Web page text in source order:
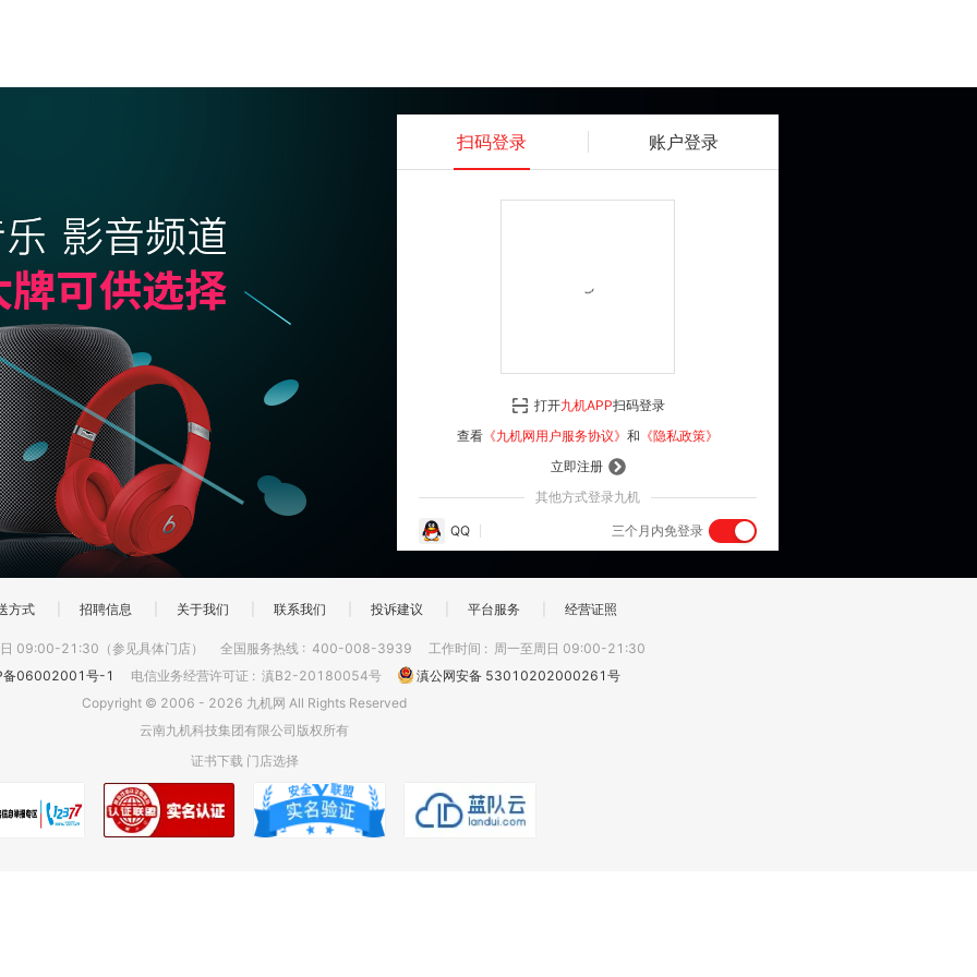
扫码登录 账户登录
登 录
立即注册
其他方式登录九机
QQ 三个月内免登录
打开九机APP扫码登录
查看 《九机网用户服务协议》 和 《隐私政策》
方式 招聘信息 关于我们 联系我们 投诉建议 平台服务 经营证照
09:00-21:30（参见具体门店） 全国服务热线 : 400-008-3939 工作时间 : 周一至周日 09:00-21:30
备06002001号-1
电信业务经营许可证 : 滇B2-20180054号
滇公网安备 53010202000261号
Copyright © 2006 - 2026 九机网 All Rights Reserved
云南九机科技集团有限公司版权所有
证书下载 门店选择